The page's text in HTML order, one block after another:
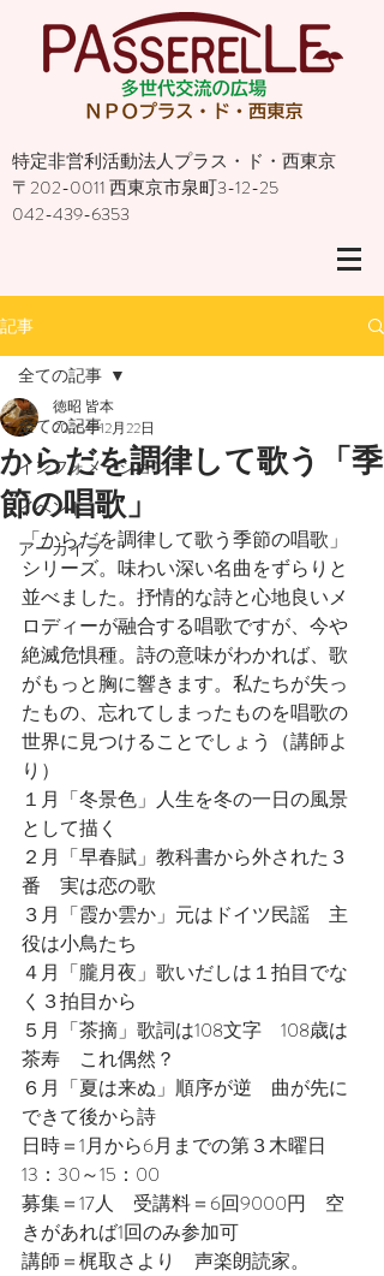
特定非営利活動法人プラス・ド・西東京
〒202-0011 西東京市泉町3-12-25
042-439-6353
記事
全ての記事
インフォメーション
イベント
アーカイブ
全ての記事
からだを調律して歌う「季
節の唱歌」
徳昭 皆本
2025年12月22日
「からだを調律して歌う季節の唱歌」
シリーズ。味わい深い名曲をずらりと
並べました。抒情的な詩と心地良いメ
ロディーが融合する唱歌ですが、今や
絶滅危惧種。詩の意味がわかれば、歌
がもっと胸に響きます。私たちが失っ
たもの、忘れてしまったものを唱歌の
世界に見つけることでしょう（講師よ
り）
１月「冬景色」人生を冬の一日の風景
として描く
２月「早春賦」教科書から外された３
番　実は恋の歌
３月「霞か雲か」元はドイツ民謡　主
役は小鳥たち
４月「朧月夜」歌いだしは１拍目でな
く３拍目から
５月「茶摘」歌詞は108文字　108歳は
茶寿　これ偶然？
６月「夏は来ぬ」順序が逆　曲が先に
できて後から詩
日時＝1月から6月までの第３木曜日
13：30～15：00
募集＝17人　受講料＝6回9000円　空
きがあれば1回のみ参加可
講師＝梶取さより　声楽朗読家。